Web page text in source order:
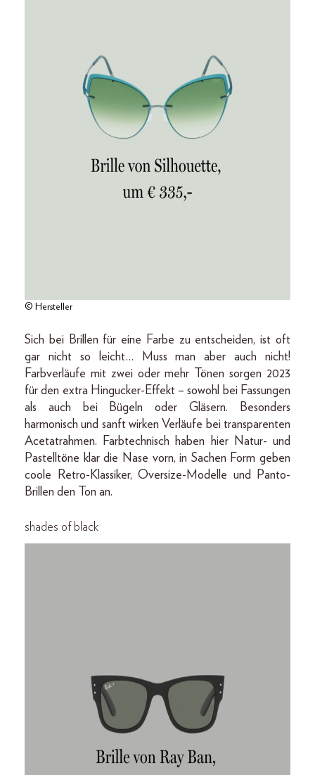
© Hersteller
Sich bei Brillen für eine Farbe zu entscheiden, ist oft
gar nicht so leicht… Muss man aber auch nicht!
Farbverläufe mit zwei oder mehr Tönen sorgen 2023
für den extra Hingucker-Effekt – sowohl bei Fassungen
als auch bei Bügeln oder Gläsern. Besonders
harmonisch und sanft wirken Verläufe bei transparenten
Acetatrahmen. Farbtechnisch haben hier Natur- und
Pastelltöne klar die Nase vorn, in Sachen Form geben
coole Retro-Klassiker, Oversize-Modelle und Panto-
Brillen den Ton an.
shades of black